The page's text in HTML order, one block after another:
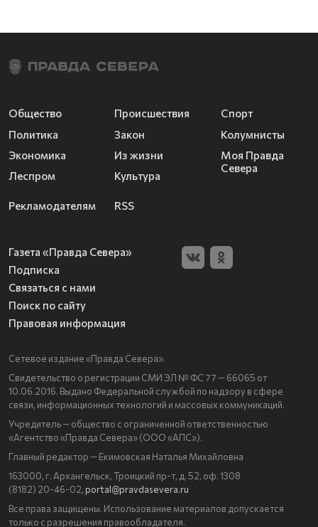
Общество
Политика
Экономика
Леспром
Происшествия
Закон
Из жизни
Культура
Спорт
Колумнисты
Моя Правда
Севера
Рекламодателям RSS
Газета «Правда Севера»
Подписка
Связаться с нами
Поиск по сайту
Правовая информация
Сетевое издание «Правда Севера».
Свидетельство о регистрации СМИ ЭЛ № ФС 77 — 66065 от
10.06.2016. Выдано Федеральной службой по надзору в сфере
связи, информационных технологий и массовых коммуникаций.
Учредитель — общество с ограниченной ответственностью
«Агентство «Правда Севера» (ООО «АПС»).
Главный редактор — Екимовская Наталья Михайловна
163000, г. Архангельск, Троицкий пр-т, д. 52, оф. 1308
(8182) 20-46-02, portal@pravdasevera.ru
Все права защищены. Использование материалов допускается
только с разрешения правообладателя.